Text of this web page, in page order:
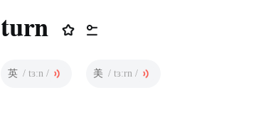
turn
英 / tɜːn / 美 / tɜːrn /